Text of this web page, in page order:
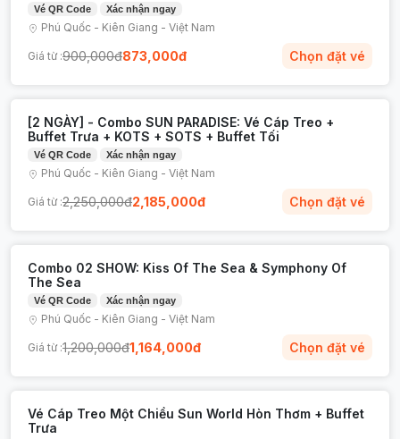
tàu lượn siêu tốc bằng gỗ đầu tiên và duy
nhất tại Việt Nam.
Thưởng ngoạn "Mắt Đại Dương":Đài
để chiêm ngưỡng trọn vẹn vẻ đẹp của đảo
thiên đường.
Thưởng thức Show về đêm đỉnh cao:
thúc một ngày vui chơi với show
Symphony of the Sea và Show Kiss of the
Sea. Siêu phẩm trình diễn đa phương tiện
kết hợp nhạc nước – laser – mapping – lửa
– pháo hoa hoành tráng, làm rực rỡ bầu
trời đêm tại Thị trấn Hoàng Hôn.
Bạn đã sẵn sàng để "bay" giữa mây trời Nam Đảo
chưa? Hãy đặt vé đi cáp treo Hòn Thơm tại
Tecotrip ngay hôm nay để nhận ưu đãi tốt nhất!
Vé QR Code Xác nhận ngay
Phú Quốc - Kiên Giang - Việt Nam
Giá từ :900,000đ873,000đ Chọn đặt vé
[2 NGÀY] - Combo SUN PARADISE: Vé Cáp Treo +
Buffet Trưa + KOTS + SOTS + Buffet Tối
Vé QR Code Xác nhận ngay
Phú Quốc - Kiên Giang - Việt Nam
Giá từ :2,250,000đ2,185,000đ Chọn đặt vé
Combo 02 SHOW: Kiss Of The Sea & Symphony Of
The Sea
Vé QR Code Xác nhận ngay
Phú Quốc - Kiên Giang - Việt Nam
Giá từ :1,200,000đ1,164,000đ Chọn đặt vé
Vé Cáp Treo Một Chiều Sun World Hòn Thơm + Buffet
Trưa